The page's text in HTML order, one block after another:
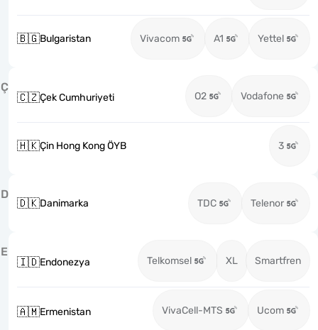
🇧🇬Bulgaristan Vivacom A1 Yettel
Ç
🇨🇿Çek Cumhuriyeti O2 Vodafone
🇭🇰Çin Hong Kong ÖYB 3
D
🇩🇰Danimarka TDC Telenor
E
🇮🇩Endonezya Telkomsel XL Smartfren
🇦🇲Ermenistan VivaCell-MTS Ucom